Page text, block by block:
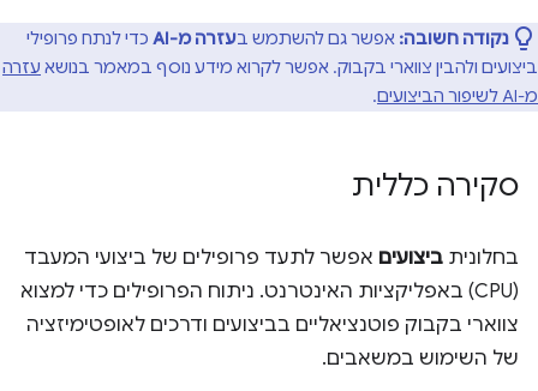
נקודה חשובה: אפשר גם להשתמש בעזרה מ-AI
כדי לנתח פרופילי
ביצועים ולהבין צווארי בקבוק. אפשר לקרוא מידע נוסף במאמר בנושא עזרה
מ-AI לשיפור הביצועים
.
סקירה כללית
בחלונית ביצועים אפשר לתעד פרופילים של ביצועי המעבד
(CPU) באפליקציות האינטרנט. ניתוח הפרופילים כדי למצוא
צווארי בקבוק פוטנציאליים בביצועים ודרכים לאופטימיזציה
של השימוש במשאבים.